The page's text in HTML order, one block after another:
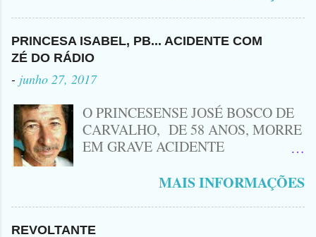
atingido com disparo de calibre 12. O
Procurado pela Justiça havia matado
a Namorada dele, Fabrícia Nogueira ,
Peixeira. Ele deu mais de 10 Facadas
na Adolescente.
PRINCESA ISABEL, PB... ACIDENTE COM
ZÉ DO RÁDIO
- junho 27, 2017
O PRINCESENSE JOSÉ BOSCO DE
CARVALHO, DE 58 ANOS, MORRE
EM GRAVE ACIDENTE
CINQUENTINHA SHINERAY E UM
PRÓXIMO A ENTRADA DE LAGOA
MAIS INFORMAÇÕES
REVOLTANTE